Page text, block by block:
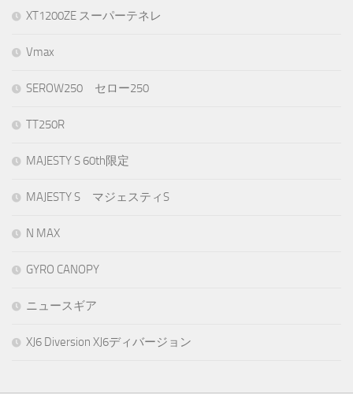
XT1200ZE スーパーテネレ
Vmax
SEROW250 セロー250
TT250R
MAJESTY S 60th限定
MAJESTY S マジェスティS
N MAX
GYRO CANOPY
ニュースギア
XJ6 Diversion XJ6ディバージョン